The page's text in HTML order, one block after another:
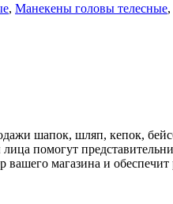
, Манекены головы телесные,
шапок, шляп, кепок,
помогут
магазина и обеспечит